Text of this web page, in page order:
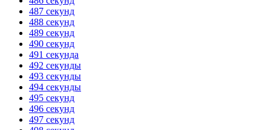
487 секунд
488 секунд
489 секунд
490 секунд
491 секунда
492 секунды
493 секунды
494 секунды
495 секунд
496 секунд
497 секунд